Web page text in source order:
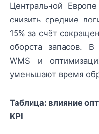
Центральной
снизить средние
15% за счёт
оборота запасов.
WMS и
уменьшают время
Таблица: влияние
KPI